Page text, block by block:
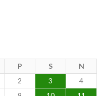
P S N
2 3
4